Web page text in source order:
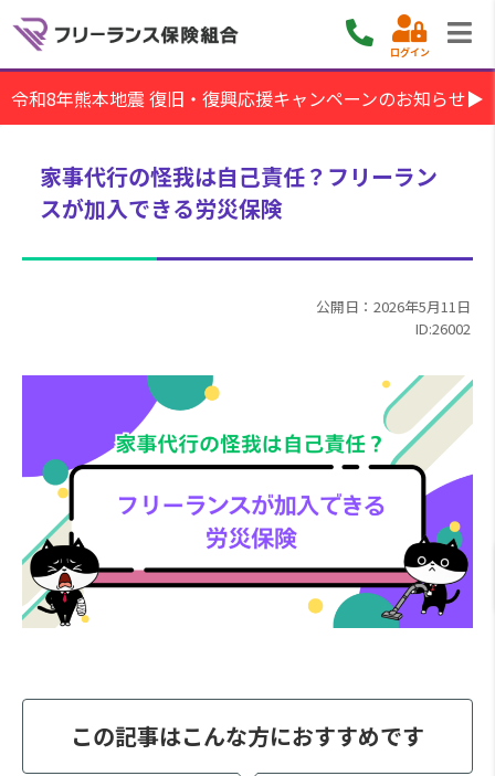
ログイン
令和8年熊本地震 復旧・復興応援キャンペーンのお知らせ▶
家事代行の怪我は自己責任？フリーラン
スが加入できる労災保険
公開日：2026年5月11日
ID:26002
この記事はこんな方におすすめです